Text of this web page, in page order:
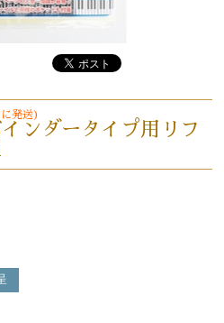
発送)
ンダータイプ用リフ